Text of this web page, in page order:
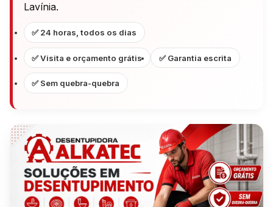
Lavínia.
✅ 24 horas, todos os dias
✅ Visita e orçamento grátis ✅ Garantia escrita
✅ Sem quebra-quebra